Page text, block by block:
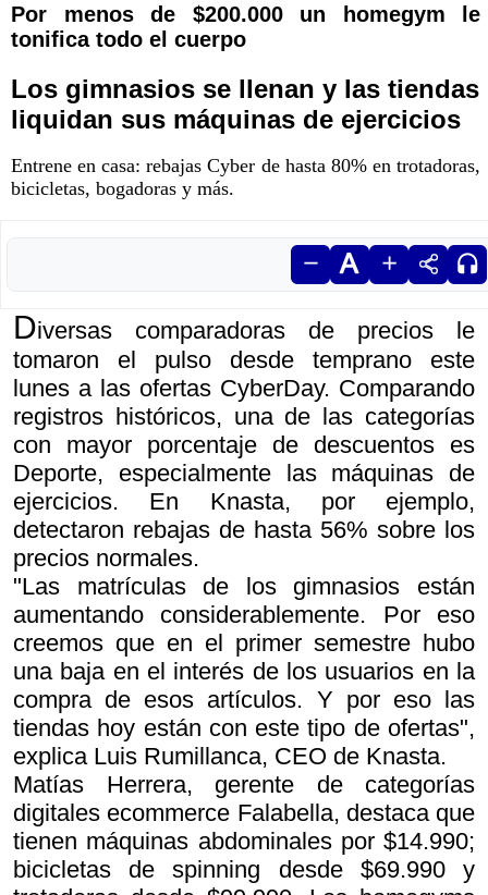
Por menos de $200.000 un homegym le
tonifica todo el cuerpo
Los gimnasios se llenan y las tiendas
liquidan sus máquinas de ejercicios
Entrene en casa: rebajas Cyber de hasta 80% en trotadoras,
bicicletas, bogadoras y más.
Diversas comparadoras de precios le
tomaron el pulso desde temprano este
lunes a las ofertas CyberDay. Comparando
registros históricos, una de las categorías
con mayor porcentaje de descuentos es
Deporte, especialmente las máquinas de
ejercicios. En Knasta, por ejemplo,
detectaron rebajas de hasta 56% sobre los
precios normales.
"Las matrículas de los gimnasios están
aumentando considerablemente. Por eso
creemos que en el primer semestre hubo
una baja en el interés de los usuarios en la
compra de esos artículos. Y por eso las
tiendas hoy están con este tipo de ofertas",
explica Luis Rumillanca, CEO de Knasta.
Matías Herrera, gerente de categorías
digitales ecommerce Falabella, destaca que
tienen máquinas abdominales por $14.990;
bicicletas de spinning desde $69.990 y